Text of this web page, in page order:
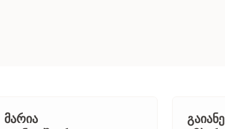
მარია
გაიანე